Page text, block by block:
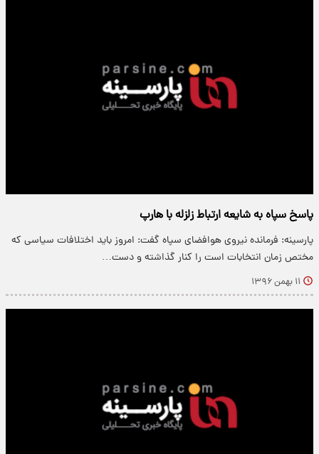
پاسخ سپاه به شایعه ارتباط زلزله با هارپ
پارسینه: فرمانده نیروی هوافضای سپاه گفت: امروز باید اختلافات سیاسی که
مختص زمان انتخابات است را کنار گذاشته و دست…
۱۱ بهمن ۱۳۹۶